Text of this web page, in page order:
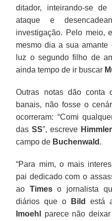
ditador, inteirando-se
ataque e
investigação. Pelo meio,
mesmo dia a sua
luz o segundo filho de
ainda tempo de ir buscar
Outras notas dão conta
banais, não fosse o
ocorreram: “Comi
dasSS”, escreve Himmler
campo de Buchenwald .
“Para mim, o mais
pai dedicado com o
ao Timeso jornalista
diários que o
Bild está
Imoehl
parece não